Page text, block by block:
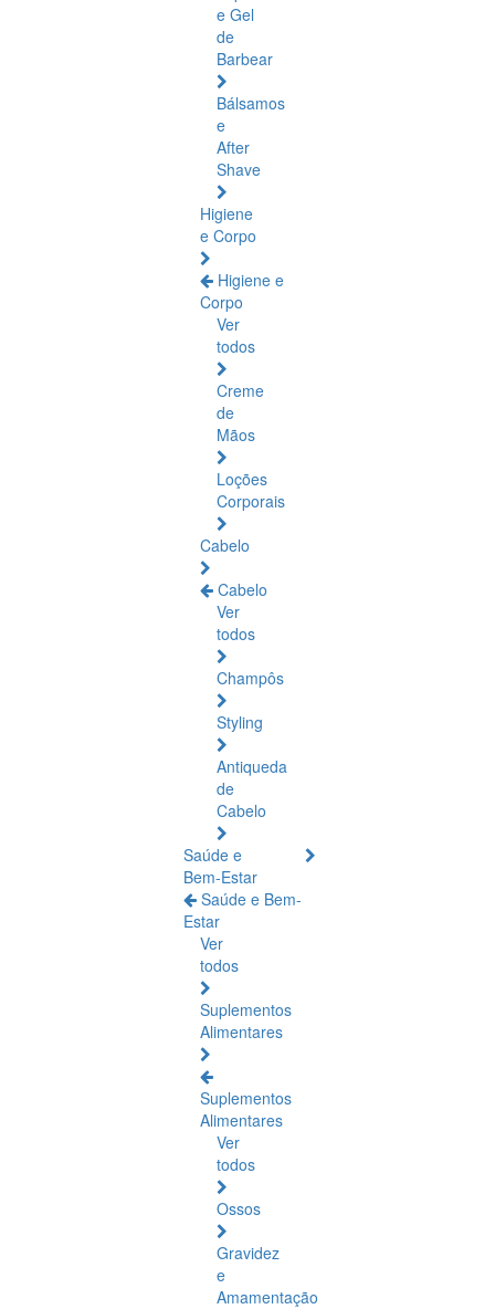
e Gel
de
Barbear
Bálsamos
e
After
Shave
Higiene
e Corpo
Higiene e
Corpo
Ver
todos
Creme
de
Mãos
Loções
Corporais
Cabelo
Cabelo
Ver
todos
Champôs
Styling
Antiqueda
de
Cabelo
Saúde e
Bem-Estar
Saúde e Bem-
Estar
Ver
todos
Suplementos
Alimentares
Suplementos
Alimentares
Ver
todos
Ossos
Gravidez
e
Amamentação